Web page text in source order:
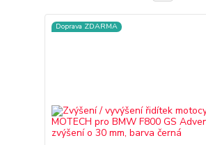
Doprava ZDARMA